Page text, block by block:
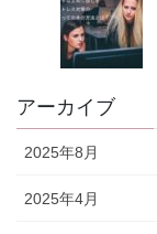
アーカイブ
2025年8月
2025年4月